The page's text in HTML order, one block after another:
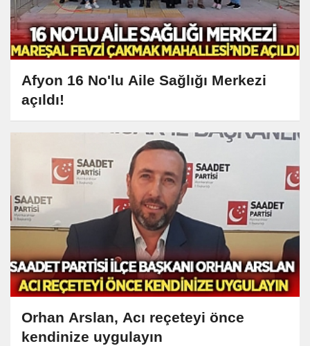
Afyon 16 No'lu Aile Sağlığı Merkezi
açıldı!
Orhan Arslan, Acı reçeteyi önce
kendinize uygulayın